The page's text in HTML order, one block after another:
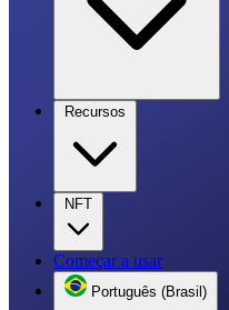
Recursos
NFT
Começar a usar
Português (Brasil)